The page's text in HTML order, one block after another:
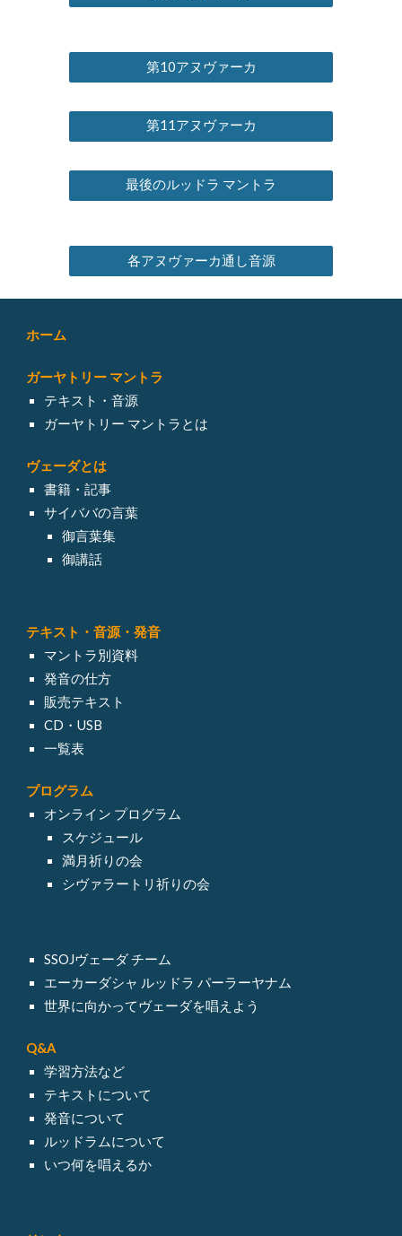
第10アヌヴァーカ
第11アヌヴァーカ
最後のルッドラ マントラ
各アヌヴァーカ通し音源
ホーム
ガーヤトリー マントラ
テキスト・音源
ガーヤトリー マントラとは
ヴェーダとは
書籍・記事
サイババの言葉
御言葉集
御講話
テキスト・音源・発音
マントラ別資料
発音の仕方
販売テキスト
CD・USB
一覧表
プログラム
オンライン プログラム
スケジュール
満月祈りの会
シヴァラートリ祈りの会
SSOJヴェーダ チーム
エーカーダシャ ルッドラ パーラーヤナム
世界に向かってヴェーダを唱えよう
Q&A
学習方法など
テキスト について
発音について
ルッドラムについて
いつ何を唱えるか